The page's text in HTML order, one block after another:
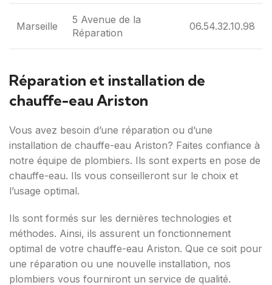
Marseille
5 Avenue de la
Réparation
06.54.32.10.98
Réparation et installation de
chauffe-eau Ariston
Vous avez besoin d’une réparation ou d’une
installation de chauffe-eau Ariston? Faites confiance à
notre équipe de plombiers. Ils sont experts en pose de
chauffe-eau. Ils vous conseilleront sur le choix et
l’usage optimal.
Ils sont formés sur les dernières technologies et
méthodes. Ainsi, ils assurent un fonctionnement
optimal de votre chauffe-eau Ariston. Que ce soit pour
une réparation ou une nouvelle installation, nos
plombiers vous fourniront un service de qualité.